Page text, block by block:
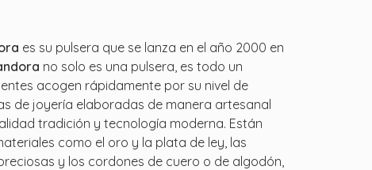
es su pulsera que se lanza en el año 2000 en
no solo es una pulsera, es todo un
acogen rápidamente por su nivel de
de joyería elaboradas de manera artesanal
tradición y tecnología moderna. Están
como el oro y la plata de ley, las
y los cordones de cuero o de algodón,